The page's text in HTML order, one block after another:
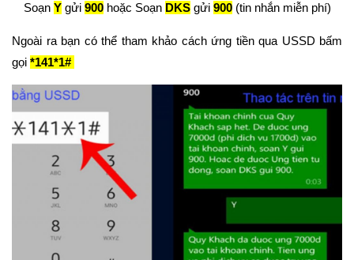
Soạn Ygửi 900hoặc Soạn DKSgửi 900(tin nhắn miễn phí)
Ngoài ra bạn có thể tham khảo cách ứng tiền qua USSD bấm
gọi *141*1#